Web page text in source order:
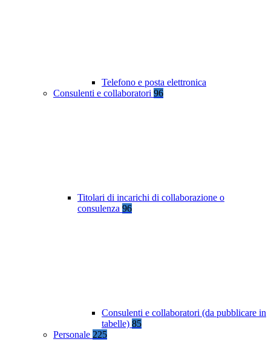
Telefono e posta elettronica
Consulenti e collaboratori 96
Titolari di incarichi di collaborazione o
consulenza 96
Consulenti e collaboratori (da pubblicare in
tabelle) 85
Personale 225